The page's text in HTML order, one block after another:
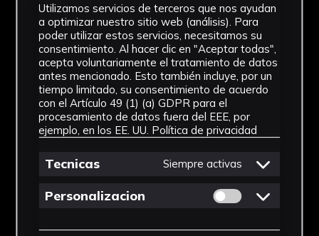
Utilizamos servicios de terceros que nos ayudan
a optimizar nuestro sitio web (análisis). Para
poder utilizar estos servicios, necesitamos su
consentimiento. Al hacer clic en "Aceptar todas",
acepta voluntariamente el tratamiento de datos
antes mencionado. Esto también incluye, por un
tiempo limitado, su consentimiento de acuerdo
con el Artículo 49 (1) (a) GDPR para el
procesamiento de datos fuera del EEE, por
ejemplo, en los EE. UU. Política de privacidad
Tecnicas Siempre activas
Personalizacion Permitir cookies